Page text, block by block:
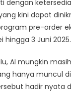
dengan
kini dapat
pre-order
hingga 3 Juni 2025.
AI mungkin
hanya muncul
hadir nyata